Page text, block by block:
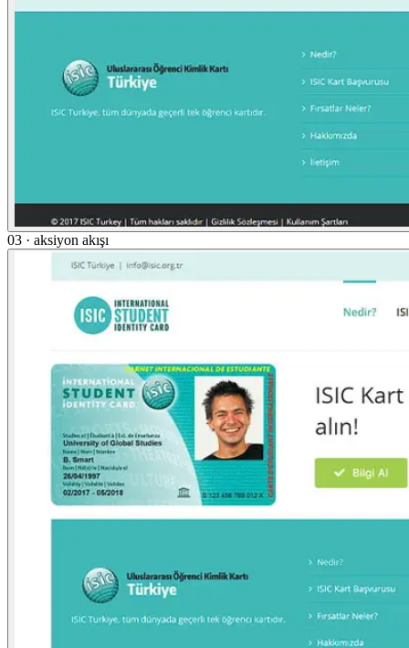
03 · aksiyon akışı